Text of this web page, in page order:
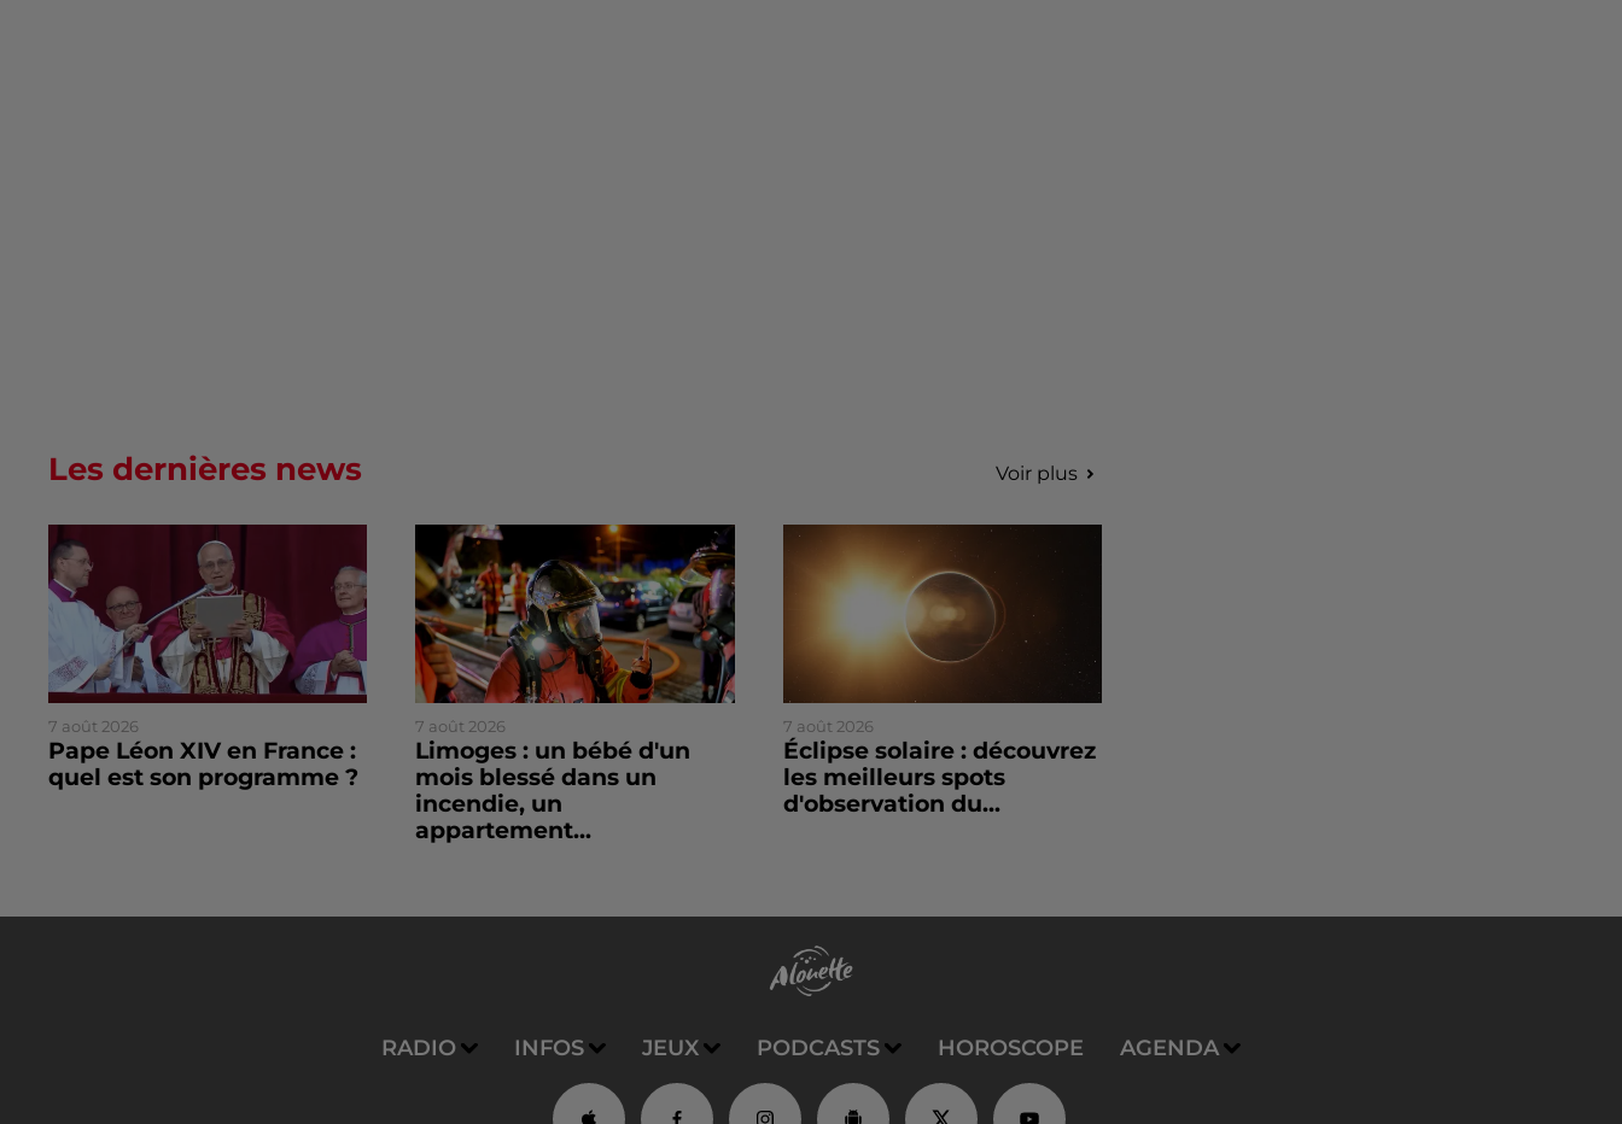
Les dernières news Voir plus
7 août 2026
Pape Léon XIV en France :
quel est son programme ?
7 août 2026
Limoges : un bébé d'un
mois blessé dans un
incendie, un
appartement...
7 août 2026
Éclipse solaire : découvrez
les meilleurs spots
d'observation du...
RADIO INFOS JEUX PODCASTS HOROSCOPE AGENDA